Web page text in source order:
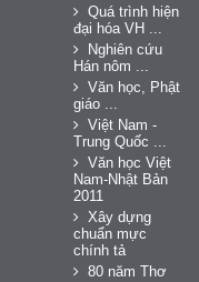
Quá trình hiện
đại hóa VH ...
Nghiên cứu
Hán nôm ...
Văn học, Phật
giáo ...
Việt Nam -
Trung Quốc ...
Văn học Việt
Nam-Nhật Bản
2011
Xây dựng
chuẩn mực
chính tả
80 năm Thơ